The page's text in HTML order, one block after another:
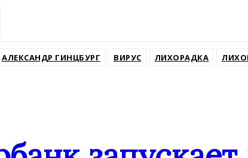
АЛЕКСАНДР ГИНЦБУРГ ВИРУС ЛИХОРАДКА